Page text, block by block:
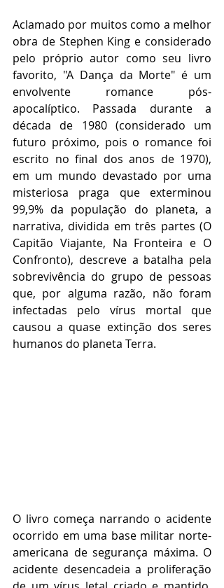
Aclamado por muitos como a melhor
obra de Stephen King e considerado
pelo próprio autor como seu livro
favorito, "A Dança da Morte" é um
envolvente romance pós-
apocalíptico. Passada durante a
década de 1980 (considerado um
futuro próximo, pois o romance foi
escrito no final dos anos de 1970),
em um mundo devastado por uma
misteriosa praga que exterminou
99,9% da população do planeta, a
narrativa, dividida em três partes (O
Capitão Viajante, Na Fronteira e O
Confronto), descreve a batalha pela
sobrevivência do grupo de pessoas
que, por alguma razão, não foram
infectadas pelo vírus mortal que
causou a quase extinção dos seres
humanos do planeta Terra.
O livro começa narrando o acidente
ocorrido em uma base militar norte-
americana de segurança máxima. O
acidente desencadeia a proliferação